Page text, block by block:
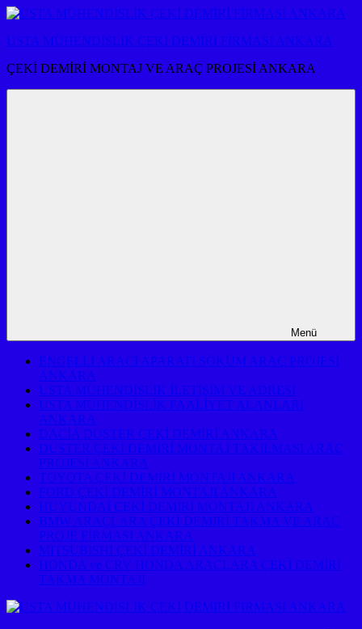
İçeriğe
USTA MÜHENDİSLİK ÇEKİ DEMİRİ FİRMASI ANKARA
ÇEKİ DEMİRİ MONTAJ VE ARAÇ PROJESİ ANKARA
Menü
ENGELLİ ARACI APARATI SÖKÜM ARAÇ PROJESİ
ANKARA
USTA MÜHENDİSLİK İLETİŞİM VE ADRESİ
USTA MÜHENDİSLİK FAALİYET ALANLARI
ANKARA
DACİA DUSTER ÇEKİ DEMİRİ ANKARA
DUSTER ÇEKİ DEMİRİ MONTAJ TAKILMASI ARAÇ
PROJESİ ANKARA
TOYOTA ÇEKİ DEMİRİ MONTAJI ANKARA
FORD ÇEKİ DEMİRİ MONTAJI ANKARA
HUYUNDAİ ÇEKİ DEMİRİ MONTAJI ANKARA
BMW ARAÇLARA ÇEKİ DEMİRİ TAKMA VE ARAÇ
PROJE FİRMASI ANKARA
MITSUBISHI ÇEKİ DEMİRİ ANKARA
HONDA ve CRV HONDA ARAÇLARA ÇEKİ DEMİRİ
TAKMA MONTAJI